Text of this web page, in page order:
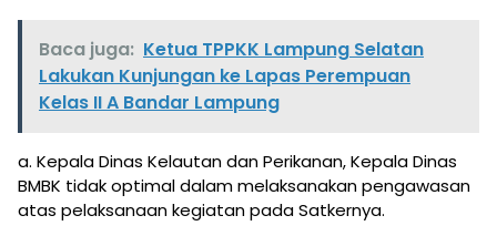
Baca juga: Ketua TPPKK Lampung Selatan
Lakukan Kunjungan ke Lapas Perempuan
Kelas II A Bandar Lampung
a. Kepala Dinas Kelautan dan Perikanan, Kepala Dinas
BMBK tidak optimal dalam melaksanakan pengawasan
atas pelaksanaan kegiatan pada Satkernya.